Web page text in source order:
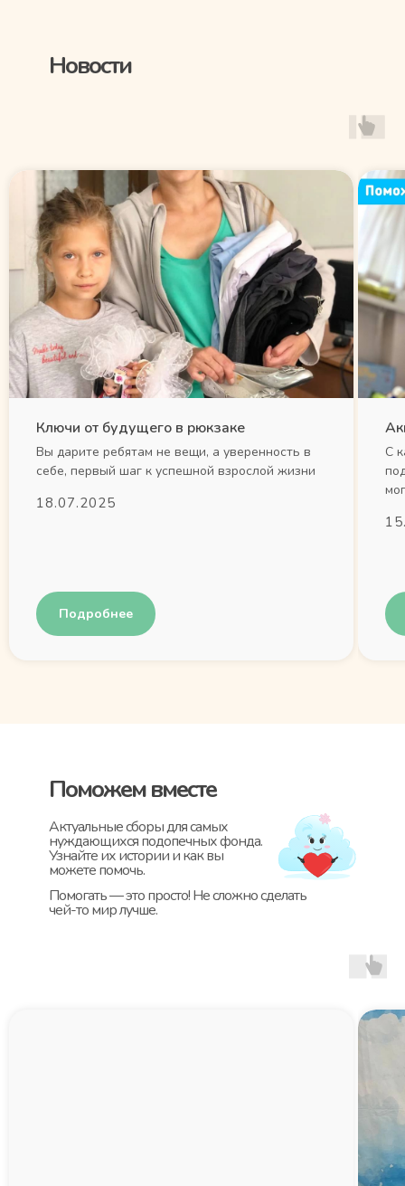
Новости
Ключи от будущего в рюкзаке
Вы дарите ребятам не вещи, а уверенность в
себе, первый шаг к успешной взрослой жизни
18.07.2025
Подробнее
С
Актуальные сборы для самых
нуждающихся подопечных фонда.
Узнайте их истории и как вы
можете помочь.
Помогать — это просто! Не сложно сделать
чей-то мир лучше.
Поможем вместе